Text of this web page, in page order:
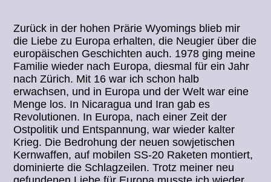
Zurück in der hohen Prärie Wyomings blieb mir
die Liebe zu Europa erhalten, die Neugier über die
europäischen Geschichten auch. 1978 ging meine
Familie wieder nach Europa, diesmal für ein Jahr
nach Zürich. Mit 16 war ich schon halb
erwachsen, und in Europa und der Welt war eine
Menge los. In Nicaragua und Iran gab es
Revolutionen. In Europa, nach einer Zeit der
Ostpolitik und Entspannung, war wieder kalter
Krieg. Die Bedrohung der neuen sowjetischen
Kernwaffen, auf mobilen SS-20 Raketen montiert,
dominierte die Schlagzeilen. Trotz meiner neu